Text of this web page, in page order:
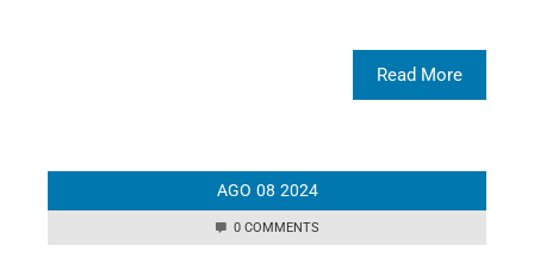
Read More
AGO 08 2024
0 COMMENTS